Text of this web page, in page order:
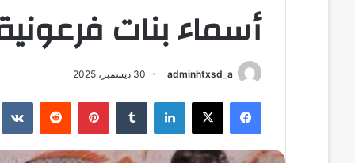
أسماء بنات
adminhtxsd_a 30 ديسمبر، 2025
فيسبوك ‫X لينكدإن ‏Tumblr بينتيريست
‏Reddit
‏VKontakte